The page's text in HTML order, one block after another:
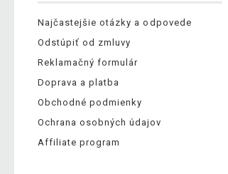
Najčastejšie otázky a odpovede
Odstúpiť od zmluvy
Reklamačný formulár
Doprava a platba
Obchodné podmienky
Ochrana osobných údajov
Affiliate program